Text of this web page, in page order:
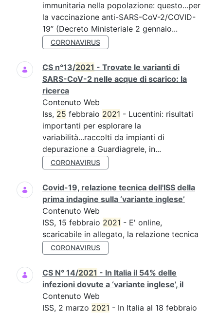
immunitaria nella popolazione: questo...per
la vaccinazione anti-SARS-CoV-2/COVID-
19” (Decreto Ministeriale 2 gennaio...
CORONAVIRUS
CS n°13/2021 - Trovate le varianti di
SARS-CoV-2 nelle acque di scarico: la
ricerca
Contenuto Web
Iss, 25 febbraio 2021 - Lucentini: risultati
importanti per esplorare la
variabilità...raccolti da impianti di
depurazione a Guardiagrele, in...
CORONAVIRUS
Covid-19, relazione tecnica dell'ISS della
prima indagine sulla ‘variante inglese’
Contenuto Web
ISS, 15 febbraio 2021 - E' online,
scaricabile in allegato, la relazione tecnica
CORONAVIRUS
CS N° 14/2021 - In Italia il 54% delle
infezioni dovute a ‘variante inglese’, il
Contenuto Web
ISS, 2 marzo 2021 - In Italia al 18 febbraio